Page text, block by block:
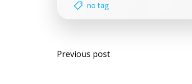
no tag
Navigation
Previous post